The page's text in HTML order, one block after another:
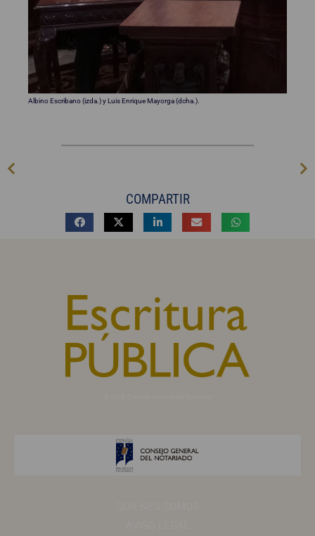
Albino Escribano (izda.) y Luis Enrique Mayorga (dcha.).
COMPARTIR